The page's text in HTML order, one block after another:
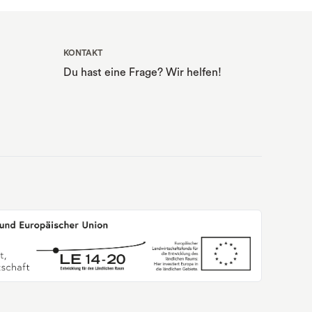
KONTAKT
Du hast eine Frage? Wir helfen!